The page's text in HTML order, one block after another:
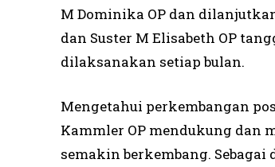
M Dominika OP dan
dan Suster M Elisabeth OP
dilaksanakan setiap bulan.
Mengetahui perkembangan
Kammler OP mendukung dan
semakin berkembang.